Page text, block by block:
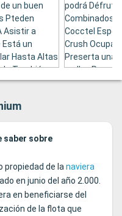
un buen
Pteden
Asistir a
Está un
Hasta Altas
También
podrá
Combinados
Cocctel
Crush Ocupa
Preserta una
vodka. Para
Caviar.
saber sobre
propiedad de lanaviera
en junio del año 2.000.
en beneficiarse del
de la flota que